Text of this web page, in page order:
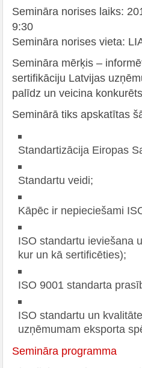
Semināra norises laiks:
9:30
Semināra norises vieta:
Semināra mērķis –
sertifikāciju Latvijas
palīdz un veicina
Seminārā tiks apskatītas
Standartizācija Eiropas
Standartu veidi;
Kāpēc ir nepieciešami
ISO standartu ieviešana
kur un kā sertificēties);
ISO 9001 standarta
ISO standartu un
uzņēmumam eksporta
Semināra programma